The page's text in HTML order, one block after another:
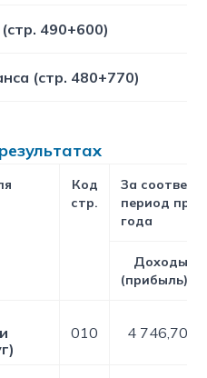
490+600)
(стр. 480+770)
Код
стр.
За
период
года
Доходы
(прибыль)
010 4 746,70